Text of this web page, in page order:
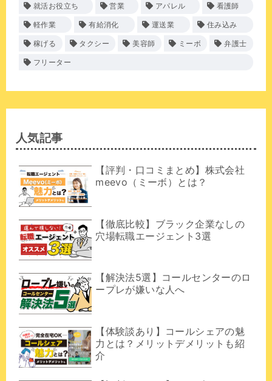
就活お役立ち 営業 アパレル 看護師
軽作業 有給消化 運送業 住み込み
稼げる タクシー 美容師 ミーボ 弁護士
フリーター
人気記事
【評判・口コミまとめ】株式会社
meevo（ミーボ）とは？
【徹底比較】ブラック企業なしの
穴場転職エージェント3選
【解決法5選】コールセンターのロ
ープレが嫌いな人へ
【体験談あり】コールシェアの魅
力とは？メリットデメリットも紹
介